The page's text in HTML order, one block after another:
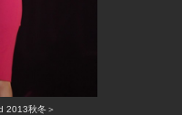
2013秋冬＞